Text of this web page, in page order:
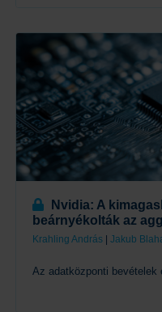
Nvidia: A
beárnyékolták az
Krahling András Jakub
Az adatközponti